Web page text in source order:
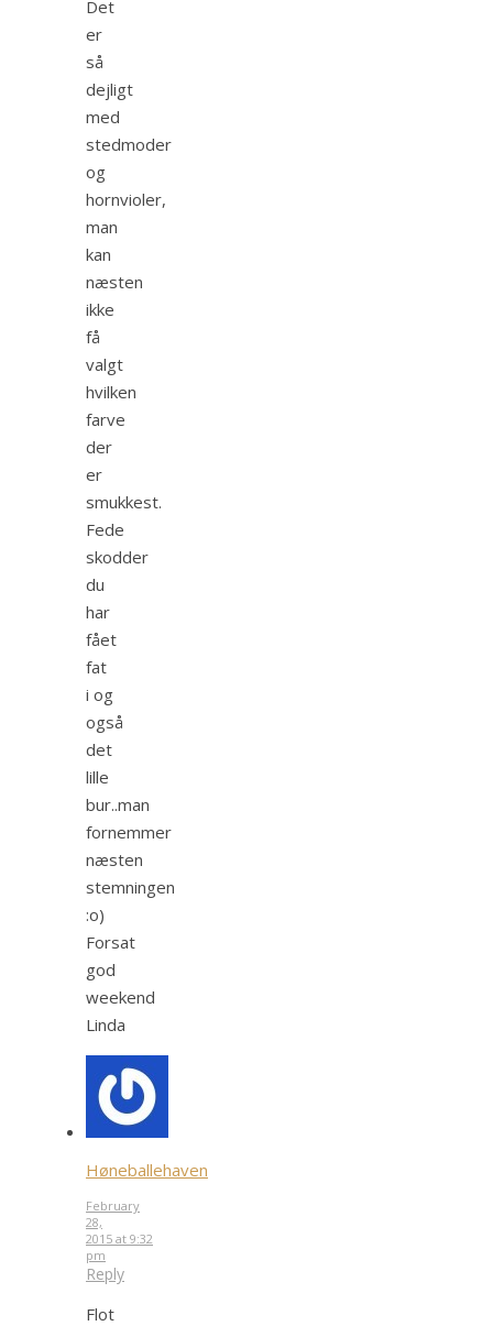
Det
er
så
dejligt
med
stedmoder
og
hornvioler,
man
kan
næsten
ikke
få
valgt
hvilken
farve
der
er
smukkest.
Fede
skodder
du
har
fået
fat
i og
også
det
lille
bur..man
fornemmer
næsten
stemningen
:o)
Forsat
god
weekend
Linda
Høneballehaven
February
28,
2015 at 9:32
pm
Reply
Flot